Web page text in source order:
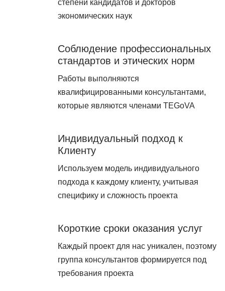
степени кандидатов и докторов
экономических наук
Соблюдение профессиональных
стандартов и этических норм
Работы выполняются
квалифицированными консультантами,
которые являются членами TEGoVA
Индивидуальный подход к
Клиенту
Используем модель индивидуального
подхода к каждому клиенту, учитывая
специфику и сложность проекта
Короткие сроки оказания услуг
Каждый проект для нас уникален, поэтому
группа консультантов формируется под
требования проекта